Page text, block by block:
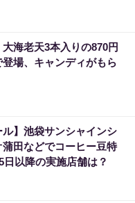
大海老天3本入りの870円
場、キャンディがもら
ル】池袋サンシャインシ
田などでコーヒー豆特
以降の実施店舗は？